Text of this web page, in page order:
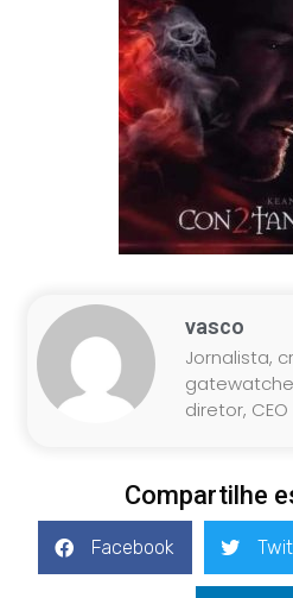
vasco
Jornalista,
diretor,
Compartilhe
Facebook